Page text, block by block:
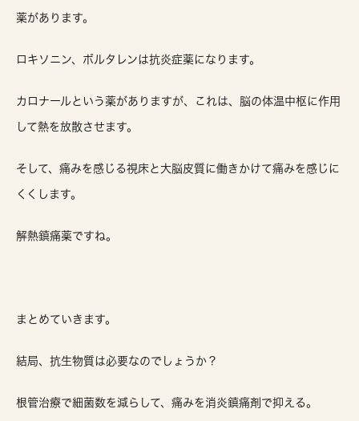
薬があります。
ロキソニン、ボルタレンは抗炎症薬になります。
カロナールという薬がありますが、これは、脳の体温中枢に作用
して熱を放散させます。
そして、痛みを感じる視床と大脳皮質に働きかけて痛みを感じに
くくします。
解熱鎮痛薬ですね。
まとめていきます。
結局、抗生物質は必要なのでしょうか？
根管治療で細菌数を減らして、痛みを消炎鎮痛剤で抑える。